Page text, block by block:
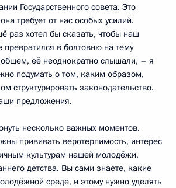
Государственного совета. Это
требует от нас особых усилий.
раз хотел бы сказать, чтобы наш
превратился в болтовню на тему
её неоднократно слышали, – я
подумать о том, каким образом,
структурировать законодательство.
предложения.
несколько важных моментов.
прививать веротерпимость, интерес
культурам нашей молодёжи,
детства. Вы сами знаете, какие
среде, и этому нужно уделять